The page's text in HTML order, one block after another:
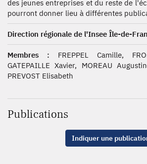
des jeunes entreprises et du reste de
pourront donner lieu à différentes
Direction régionale de l'Insee Île-de-
Membres : FREPPEL Camille,
GATEPAILLE Xavier, MOREAU
PREVOST Elisabeth
Publications
Indiquer une